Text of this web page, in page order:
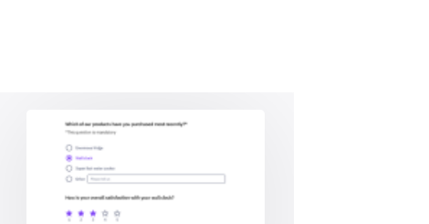
würden Sie es weiterhin
Unsicher